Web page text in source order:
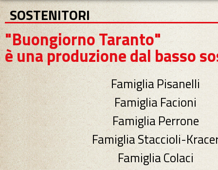
SOSTENITORI
"Buongiorno Taranto"
è una produzione dal basso
Famiglia Pisanelli
Famiglia Facioni
Famiglia Perrone
Famiglia Staccioli-
Famiglia Colaci